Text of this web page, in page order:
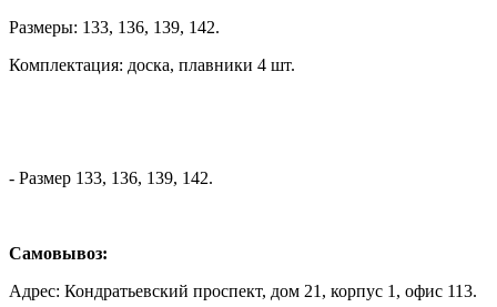
Размеры: 133, 136, 139, 142.
Комплектация: доска, плавники 4 шт.
- Размер 133, 136, 139, 142.
Самовывоз:
Адрес: Кондратьевский проспект, дом 21, корпус 1, офис 113.